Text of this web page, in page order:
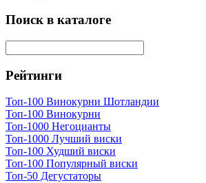
Поиск в каталоге
Рейтинги
Топ-100 Винокурни Шотландии
Топ-100 Винокурни
Топ-1000 Негоцианты
Топ-1000 Лучший виски
Топ-100 Худший виски
Топ-100 Популярный виски
Топ-50 Дегустаторы